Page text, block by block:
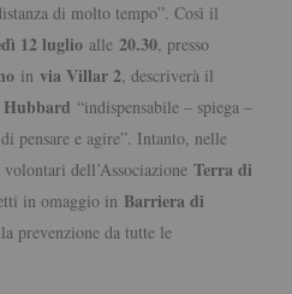
di molto tempo”. Così il
12 luglio alle20.30, presso
invia Villar 2, descriverà il
“indispensabile – spiega –
pensare e agire”. Intanto, nelle
volontari dell’AssociazioneTerra di
in omaggio in Barriera di
prevenzione da tutte le